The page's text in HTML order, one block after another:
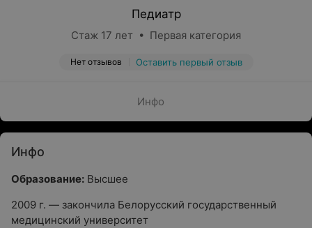
Педиатр
Стаж 17 лет • Первая категория
Нет отзывов Оставить первый отзыв
Инфо
Инфо
Образование: Высшее
2009 г. — закончила Белорусский государственный
медицинский университет